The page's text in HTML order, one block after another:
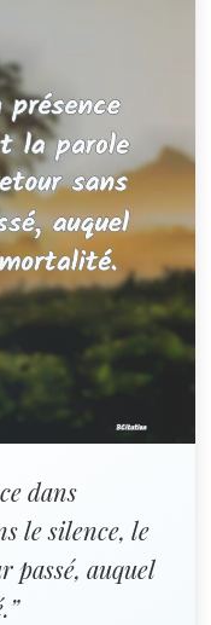
dans
le silence, le
passé, auquel